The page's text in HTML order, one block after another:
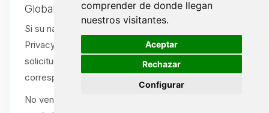
comprender de donde llegan
nuestros visitantes.
Aceptar
Rechazar
Configurar
Global Privacy Control (GPC)
Si su navegador o extensión envía una señal Global
Privacy Control (GPC), la tratamos como una
solicitud de exclusión de venta/compartir cuando
corresponda.
No vendemos ni compartimos información personal
🍪